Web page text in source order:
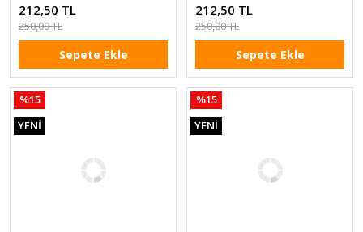
212,50 TL
250,00 TL
Sepete Ekle
212,50 TL
250,00 TL
Sepete Ekle
%15
YENİ
%15
YENİ